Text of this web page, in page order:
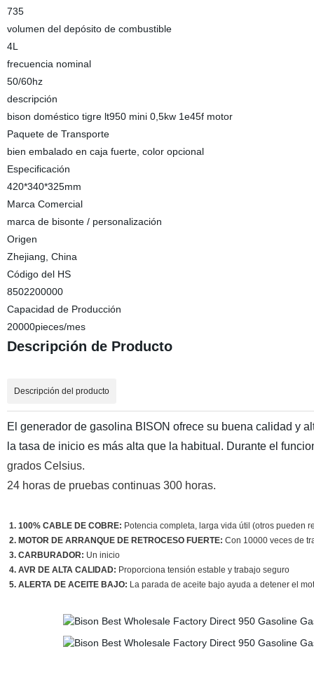
735
volumen del depósito de combustible
4L
frecuencia nominal
50/60hz
descripción
bison doméstico tigre lt950 mini 0,5kw 1e45f motor
Paquete de Transporte
bien embalado en caja fuerte, color opcional
Especificación
420*340*325mm
Marca Comercial
marca de bisonte / personalización
Origen
Zhejiang, China
Código del HS
8502200000
Capacidad de Producción
20000pieces/mes
Descripción de Producto
Descripción del producto
El generador de gasolina BISON ofrece su buena calidad y
la tasa de inicio es más alta que la habitual. Durante el
grados Celsius.
24 horas de pruebas continuas 300 horas.
1. 100% CABLE DE COBRE: Potencia completa, larga vida útil (otros pueden
2. MOTOR DE ARRANQUE DE RETROCESO FUERTE: Con 10000 veces de
3. CARBURADOR: Un inicio
4. AVR DE ALTA CALIDAD: Proporciona tensión estable y trabajo seguro
5. ALERTA DE ACEITE BAJO: La parada de aceite bajo ayuda a detener el